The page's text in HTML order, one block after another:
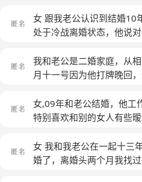
女 跟我老公认识到结婚10
处于冷战离婚状态，他说
意改改自己的脾气，我不
全不给我机会，我就近找
怎么说话，婆家人都劝他
他都不愿意带我一起出来
说话，就昨晚到的时候又
我就住他附近，我们住的
我和老公是二婚家庭，从
月十一号因为他打牌晚回
信朋友圈，发了一句“对一
心。为这句话他跟我吵架
就把他给打了，事后我弟
那住了两个星期，他提出
女,09年和老公结婚，他工
特别喜欢和别的女人有些
比较狠.直到女儿出生好些
辞职带着孩子来陪他，也
女 我和我老公在一起十三
婚了，离婚头两个月我找